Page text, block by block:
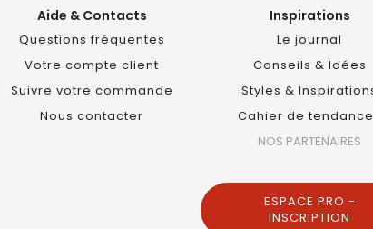
Aide & Contacts
Questions fréquentes
Votre compte client
Suivre votre commande
Nous contacter
Inspirations
Le journal
Conseils & Idées
Styles &
Cahier de
NOS PARTENAIRES
ESPACE PRO -
INSCRIPTION